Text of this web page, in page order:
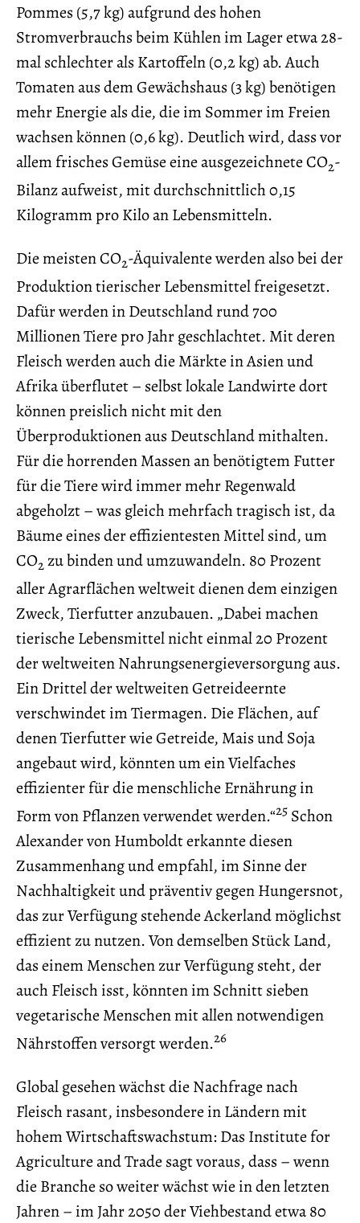
Pommes (5,7 kg) aufgrund des hohen
Stromverbrauchs beim Kühlen im Lager etwa 28-
mal schlechter als Kartoffeln (0,2 kg) ab. Auch
Tomaten aus dem Gewächshaus (3 kg) benötigen
mehr Energie als die, die im Sommer im Freien
wachsen können (0,6 kg). Deutlich wird, dass vor
allem frisches Gemüse eine ausgezeichnete CO2-
Bilanz aufweist, mit durchschnittlich 0,15
Kilogramm pro Kilo an Lebensmitteln.
Die meisten CO2-Äquivalente werden also bei der
Produktion tierischer Lebensmittel freigesetzt.
Dafür werden in Deutschland rund 700
Millionen Tiere pro Jahr geschlachtet. Mit deren
Fleisch werden auch die Märkte in Asien und
Afrika überflutet – selbst lokale Landwirte dort
können preislich nicht mit den
Überproduktionen aus Deutschland mithalten.
Für die horrenden Massen an benötigtem Futter
für die Tiere wird immer mehr Regenwald
abgeholzt – was gleich mehrfach tragisch ist, da
Bäume eines der effizientesten Mittel sind, um
CO2zu binden und umzuwandeln. 80 Prozent
aller Agrarflächen weltweit dienen dem einzigen
Zweck, Tierfutter anzubauen. „Dabei machen
tierische Lebensmittel nicht einmal 20 Prozent
der weltweiten Nahrungsenergieversorgung aus.
Ein Drittel der weltweiten Getreideernte
verschwindet im Tiermagen. Die Flächen, auf
denen Tierfutter wie Getreide, Mais und Soja
angebaut wird, könnten um ein Vielfaches
effizienter für die menschliche Ernährung in
Form von Pflanzen verwendet werden.“25 Schon
Alexander von Humboldt erkannte diesen
Zusammenhang und empfahl, im Sinne der
Nachhaltigkeit und präventiv gegen Hungersnot,
das zur Verfügung stehende Ackerland möglichst
effizient zu nutzen. Von demselben Stück Land,
das einem Menschen zur Verfügung steht, der
auch Fleisch isst, könnten im Schnitt sieben
vegetarische Menschen mit allen notwendigen
Nährstoffen versorgt werden.26
Global gesehen wächst die Nachfrage nach
Fleisch rasant, insbesondere in Ländern mit
hohem Wirtschaftswachstum: Das Institute for
Agriculture and Trade sagt voraus, dass – wenn
die Branche so weiter wächst wie in den letzten
Jahren – im Jahr 2050 der Viehbestand etwa 80